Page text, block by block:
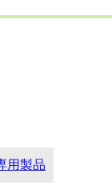
用製品